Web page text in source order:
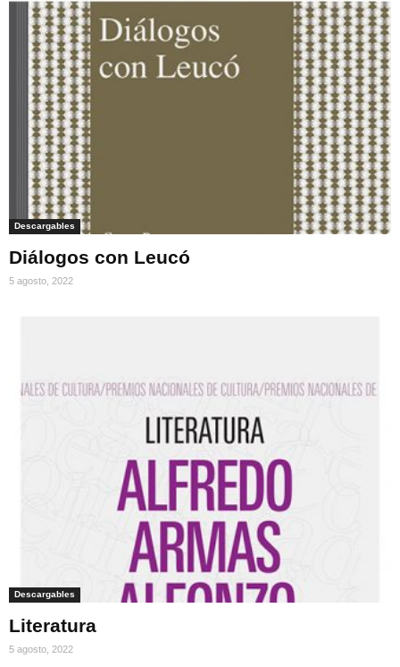
Descargables
Diálogos con Leucó
5 agosto, 2022
Descargables
Literatura
5 agosto, 2022